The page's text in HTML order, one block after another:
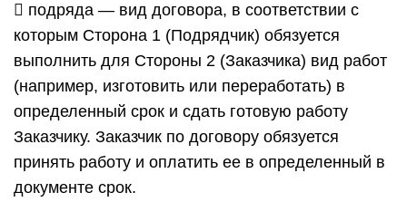
 подряда — вид договора, в соответствии с
которым Сторона 1 (Подрядчик) обязуется
выполнить для Стороны 2 (Заказчика) вид работ
(например, изготовить или переработать) в
определенный срок и сдать готовую работу
Заказчику. Заказчик по договору обязуется
принять работу и оплатить ее в определенный в
документе срок.